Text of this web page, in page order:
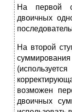
На первой
двоичных
На второй
возможен
двоичных